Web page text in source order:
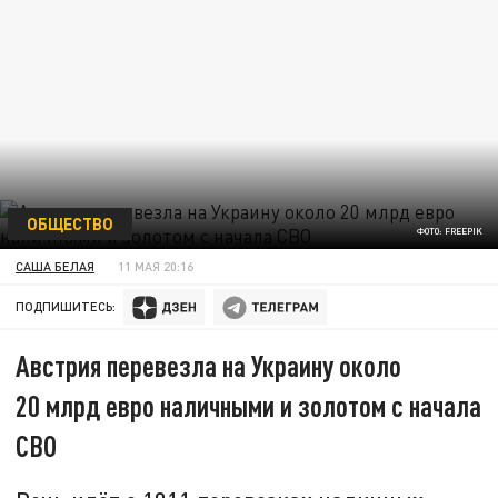
ФОТО: FREEPIK
ОБЩЕСТВО
САША БЕЛАЯ 11 МАЯ 20:16
ПОДПИШИТЕСЬ:
Австрия перевезла на Украину около
20 млрд евро наличными и золотом с начала
СВО